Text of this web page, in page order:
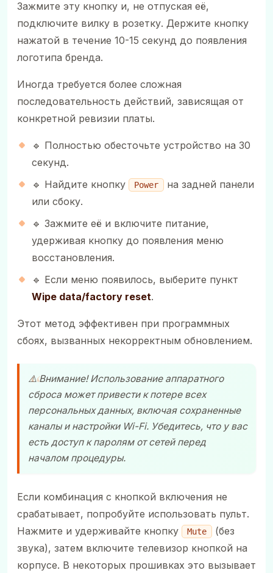
Зажмите эту кнопку и, не отпуская её,
подключите вилку в розетку. Держите кнопку
нажатой в течение 10-15 секунд до появления
логотипа бренда.
Иногда требуется более сложная
последовательность действий, зависящая от
конкретной ревизии платы.
🔹 Полностью обесточьте устройство на 30
секунд.
🔹 Найдите кнопку
Power
на задней панели
или сбоку.
🔹 Зажмите её и включите питание,
удерживая кнопку до появления меню
восстановления.
🔹 Если меню появилось, выберите пункт
Wipe data/factory reset.
Этот метод эффективен при программных
сбоях, вызванных некорректным обновлением.
⚠️ Внимание! Использование аппаратного
сброса может привести к потере всех
персональных данных, включая сохраненные
каналы и настройки Wi-Fi. Убедитесь, что у вас
есть доступ к паролям от сетей перед
началом процедуры.
Если комбинация с кнопкой включения не
срабатывает, попробуйте использовать пульт.
Нажмите и удерживайте кнопку
Mute
(без
звука), затем включите телевизор кнопкой на
корпусе. В некоторых прошивках это вызывает